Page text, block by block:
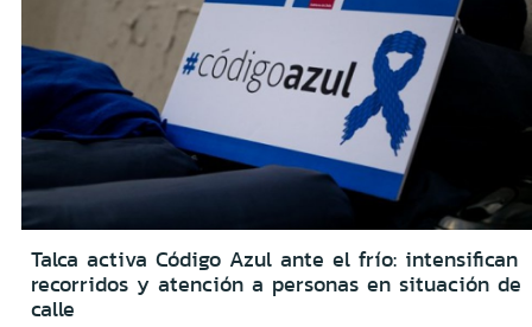
Talca activa Código Azul ante el frío: intensifican
recorridos y atención a personas en situación de
calle